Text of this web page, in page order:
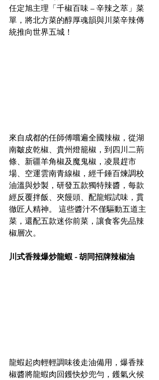
任定旭主理「千椒百味 – 辛辣之萃」菜
單，將北方菜的醇厚魂韻與川菜辛辣傳
統推向世界五城！
來自成都的任師傅嚐遍全國辣椒，從湖
南皺皮乾椒、貴州燈籠椒，到四川二荊
條、新疆羊角椒及魔鬼椒，凌晨趕市
場、空運雲南青線椒，經千錘百煉調校
油溫與炒製，研發五款獨特辣醬，每款
經反覆拌飯、夾饅頭、配龍蝦試味，貫
徹匠人精神。 這些醬汁不僅驅動五道主
菜，還配五款迷你前菜，讓食客先品辣
椒層次。
川式香辣爆炒龍蝦 - 胡同招牌辣椒油
龍蝦起肉輕輕調味後走油備用，爆香辣
椒醬將龍蝦肉回鑊快炒兜勻，鑊氣火候